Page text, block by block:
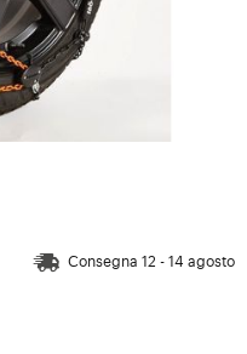
Consegna 12 - 14 agosto